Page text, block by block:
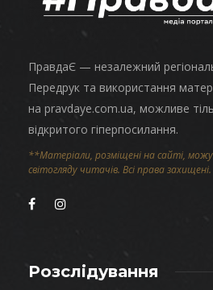
ПравдаЄ — незалежний
Передрук та використання
на pravdaye.com.ua, можливе
відкритого гіперпосилання.
**Матеріали, розміщені на сайті,
світогляду читачів. Всі права захищені.
Розслідування